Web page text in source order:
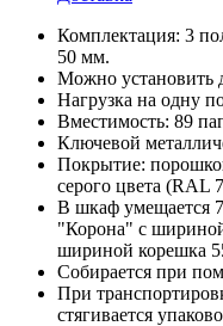
Комплектация: 3
50 мм.
Можно установить
Нагрузка на одну
Вместимость: 89
Ключевой
Покрытие:
серого цвета (RAL
В шкаф умещается
"Корона" с
шириной корешка
Собирается при
При
стягивается